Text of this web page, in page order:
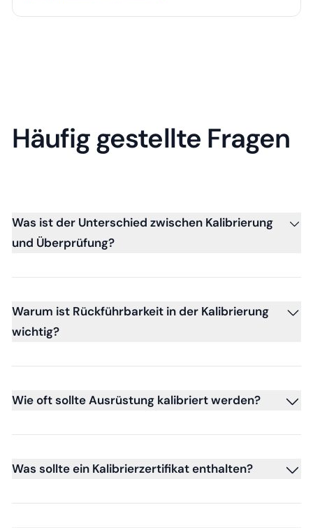
Häufig gestellte Fragen
Was ist der Unterschied zwischen Kalibrierung
und Überprüfung?
Warum ist Rückführbarkeit in der Kalibrierung
wichtig?
Wie oft sollte Ausrüstung kalibriert werden?
Was sollte ein Kalibrierzertifikat enthalten?